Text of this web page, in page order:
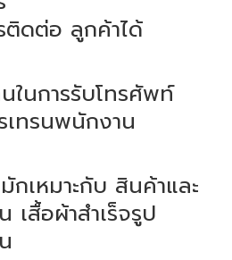
ติดต่อ ลูกค้าได้
ในการรับโทรศัพท์
ทรนพนักงาน
กเหมาะกับ สินค้าและ
เสื้อผ้าสำเร็จรูป